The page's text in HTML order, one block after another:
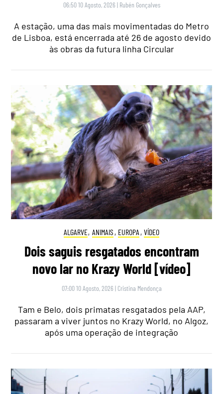
06:50 10 Agosto, 2026 | Rubén Gonçalves
A estação, uma das mais movimentadas do Metro
de Lisboa, está encerrada até 26 de agosto devido
às obras da futura linha Circular
ALGARVE, ANIMAIS , EUROPA , VÍDEO
Dois saguis resgatados encontram
novo lar no Krazy World [vídeo]
07:00 10 Agosto, 2026 | Cristina Mendonça
Tam e Belo, dois primatas resgatados pela AAP,
passaram a viver juntos no Krazy World, no Algoz,
após uma operação de integração